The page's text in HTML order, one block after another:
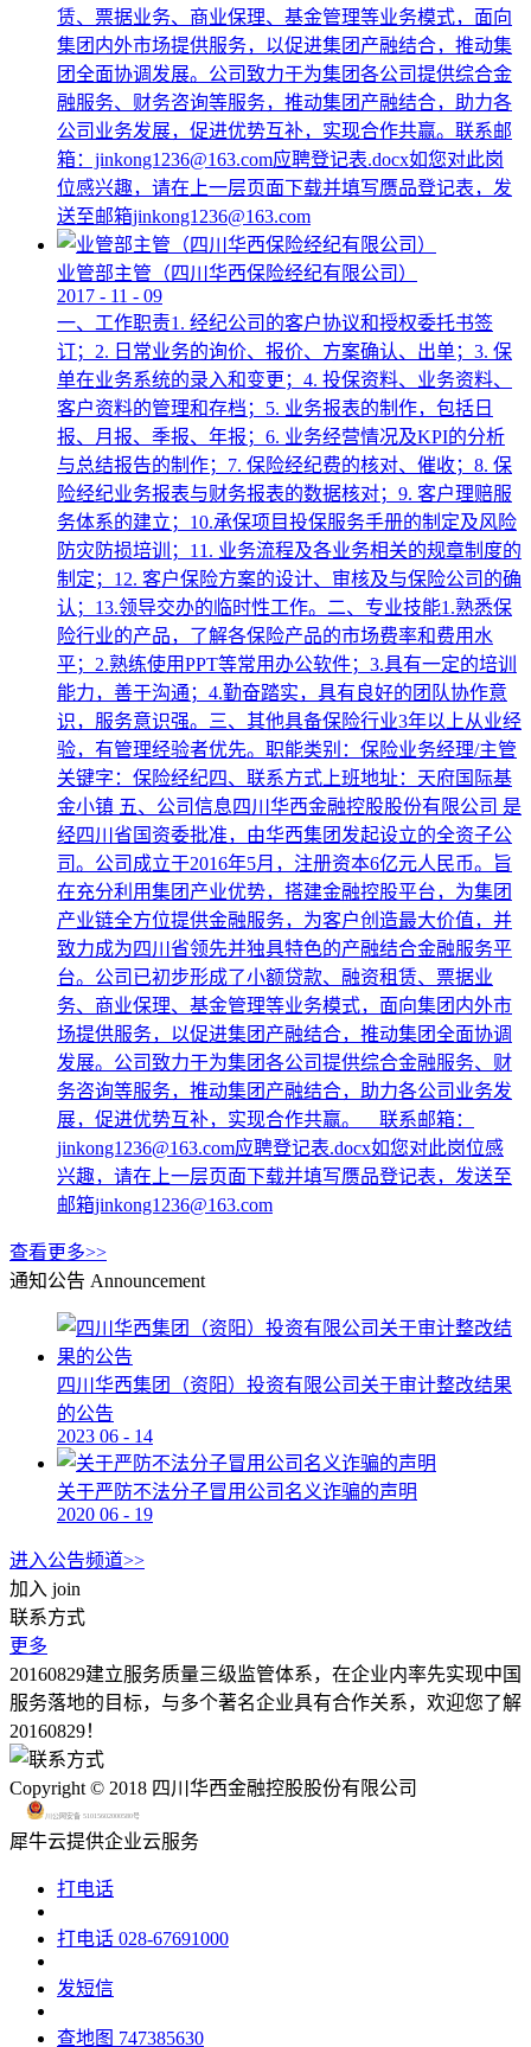
赁、票据业务、商业保理、基金管理等业务模式，面向
集团内外市场提供服务，以促进集团产融结合，推动集
团全面协调发展。公司致力于为集团各公司提供综合金
融服务、财务咨询等服务，推动集团产融结合，助力各
公司业务发展，促进优势互补，实现合作共赢。联系邮
箱：jinkong1236@163.com应聘登记表.docx如您对此岗
位感兴趣，请在上一层页面下载并填写赝品登记表，发
送至邮箱jinkong1236@163.com
业管部主管（四川华西保险经纪有限公司）
2017 - 11 - 09
一、工作职责1. 经纪公司的客户协议和授权委托书签
订；2. 日常业务的询价、报价、方案确认、出单；3. 保
单在业务系统的录入和变更；4. 投保资料、业务资料、
客户资料的管理和存档；5. 业务报表的制作，包括日
报、月报、季报、年报；6. 业务经营情况及KPI的分析
与总结报告的制作；7. 保险经纪费的核对、催收；8. 保
险经纪业务报表与财务报表的数据核对；9. 客户理赔服
务体系的建立；10.承保项目投保服务手册的制定及风险
防灾防损培训；11. 业务流程及各业务相关的规章制度的
制定；12. 客户保险方案的设计、审核及与保险公司的确
认；13.领导交办的临时性工作。二、专业技能1.熟悉保
险行业的产品，了解各保险产品的市场费率和费用水
平；2.熟练使用PPT等常用办公软件；3.具有一定的培训
能力，善于沟通；4.勤奋踏实，具有良好的团队协作意
识，服务意识强。三、其他具备保险行业3年以上从业经
验，有管理经验者优先。职能类别：保险业务经理/主管
关键字：保险经纪四、联系方式上班地址：天府国际基
金小镇 五、公司信息四川华西金融控股股份有限公司 是
经四川省国资委批准，由华西集团发起设立的全资子公
司。公司成立于2016年5月，注册资本6亿元人民币。旨
在充分利用集团产业优势，搭建金融控股平台，为集团
产业链全方位提供金融服务，为客户创造最大价值，并
致力成为四川省领先并独具特色的产融结合金融服务平
台。公司已初步形成了小额贷款、融资租赁、票据业
务、商业保理、基金管理等业务模式，面向集团内外市
场提供服务，以促进集团产融结合，推动集团全面协调
发展。公司致力于为集团各公司提供综合金融服务、财
务咨询等服务，推动集团产融结合，助力各公司业务发
展，促进优势互补，实现合作共赢。 联系邮箱：
jinkong1236@163.com应聘登记表.docx如您对此岗位感
兴趣，请在上一层页面下载并填写赝品登记表，发送至
邮箱jinkong1236@163.com
查看更多>>
通知公告 Announcement
四川华西集团（资阳）投资有限公司关于审计整改结果
的公告
2023 06 - 14
关于严防不法分子冒用公司名义诈骗的声明
2020 06 - 19
进入公告频道>>
加入 join
联系方式
更多
20160829建立服务质量三级监管体系，在企业内率先实现中国
服务落地的目标，与多个著名企业具有合作关系，欢迎您了解
20160829！
Copyright © 2018 四川华西金融控股股份有限公司
川公网安备 51015602000580号
犀牛云提供企业云服务
打电话
打电话 028-67691000
发短信
查地图 747385630